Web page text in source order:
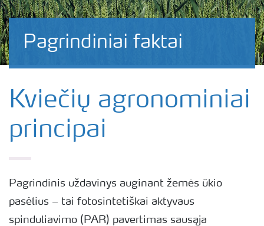
Pagrindiniai faktai
Kviečių agronominiai
principai
Pagrindinis uždavinys auginant žemės ūkio
pasėlius – tai fotosintetiškai aktyvaus
spinduliavimo (PAR) pavertimas sausąja